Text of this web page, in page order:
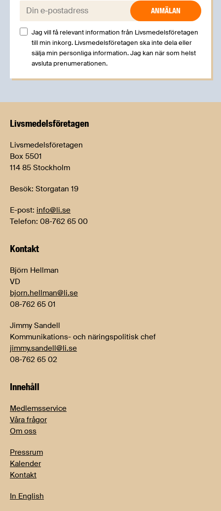
E-post:
Jag vill få relevant information från Livsmedelsföretagen
till min inkorg. Livsmedelsföretagen ska inte dela eller
sälja min personliga information. Jag kan när som helst
avsluta prenumerationen.
Livsmedels­företagen
Livsmedelsföretagen
Box 5501
114 85 Stockholm
Besök: Storgatan 19
E-post: info@li.se
Telefon: 08-762 65 00
Kontakt
Björn Hellman
VD
bjorn.hellman@li.se
08-762 65 01
Jimmy Sandell
Kommunikations- och näringspolitisk chef
jimmy.sandell@li.se
08-762 65 02
Innehåll
Medlemsservice
Våra frågor
Om oss
Pressrum
Kalender
Kontakt
In English